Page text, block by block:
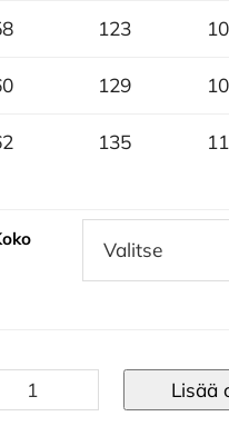
123
129
135
Lisää